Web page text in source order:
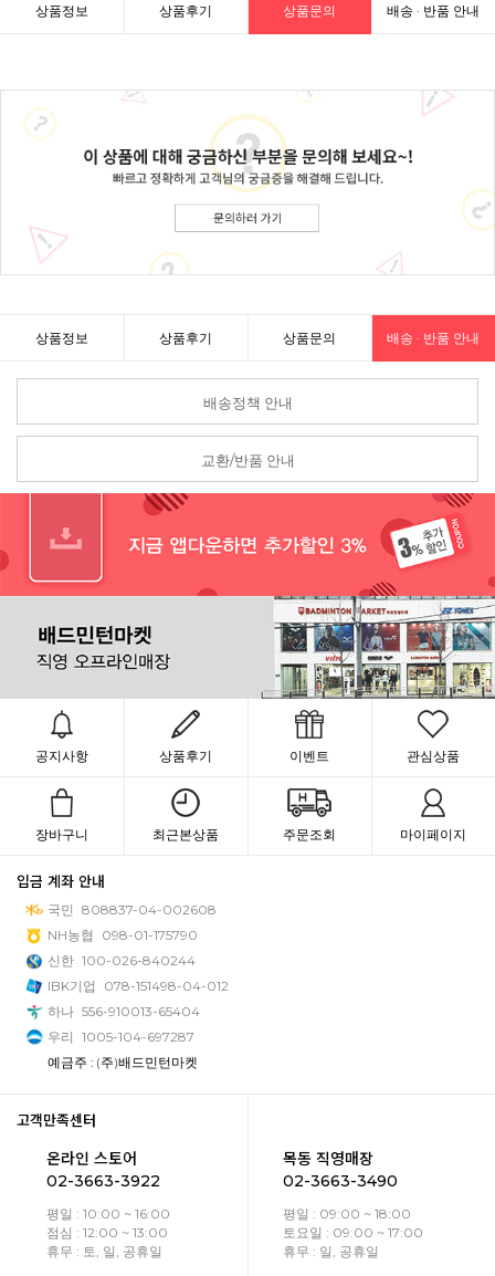
상품정보 상품후기 상품문의 배송 · 반품 안내
상품정보 상품후기 상품문의 배송 · 반품 안내
배송정책 안내
교환/반품 안내
공지사항 상품후기 이벤트 관심상품
장바구니 최근본상품 주문조회 마이페이지
입금 계좌 안내
국민 808837-04-002608
NH농협
098-01-175790
신한 100-026-840244
IBK기업
078-151498-04-012
하나 556-910013-65404
우리 1005-104-697287
예금주 : (주)배드민턴마켓
고객만족센터
온라인 스토어
02-3663-3922
평일 : 10:00 ~ 16:00
점심 : 12:00 ~ 13:00
휴무 : 토, 일, 공휴일
목동 직영매장
02-3663-3490
평일 : 09:00 ~ 18:00
토요일 : 09:00 ~ 17:00
휴무 : 일, 공휴일